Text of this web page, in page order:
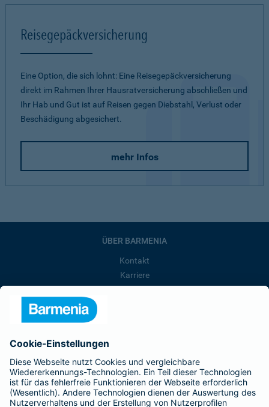
Reisegepäckversicherung
Eine Option, die sich lohnt: Eine Reisegepäckversicherung
direkt im Rahmen Ihrer Hausratversicherung abschließen und
Ihr Hab und Gut ist auf Reisen gegen Diebstahl, Verlust oder
Beschädigung abgesichert.
mehr Infos
ÜBER BARMENIA
Kontakt
Karriere
Barmenia ist Teil der BarmeniaGothaer
BELIEBTE SEITEN
Kranken-Zusatzversicherung